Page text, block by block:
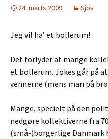
24. marts 2009 Sjov
Jeg vil ha’ et bollerum!
Det forlyder at mange
et bollerum. Jokes går på
vennerne (mens man på
Mange, specielt på den
nedgøre kollektiverne fra
(små-)borgerlige Danmark